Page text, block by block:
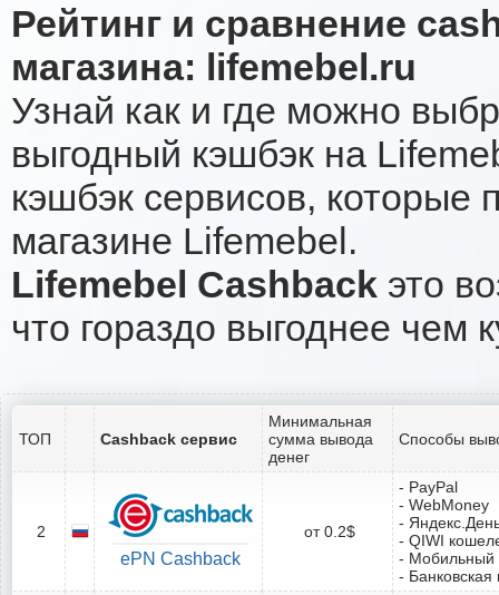
Рейтинг и сравнение
магазина: lifemebel.ru
Узнай как и где можно
выгодный кэшбэк на
кэшбэк сервисов, которые
магазине Lifemebel.
Lifemebel Cashback это
что гораздо выгоднее чем
ТОП Cashback сервис
Минимальная
сумма вывода
денег
Способы
2
ePN Cashback
от 0.2$
- PayPal
- WebMoney
-
- QIWI
- Мобильный
- Банковская